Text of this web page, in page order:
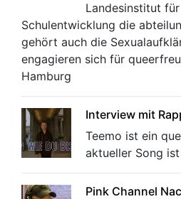
Landesinstitut
Schulentwicklung die
gehört auch die
engagieren sich für
Hamburg
Interview mit
Teemo ist ein
aktueller Song ist
Pink Channel